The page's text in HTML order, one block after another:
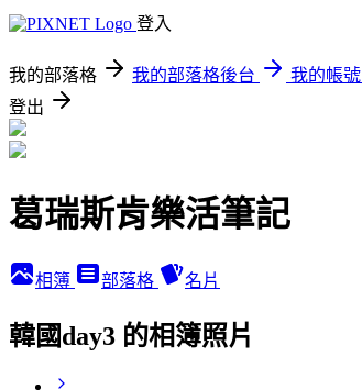
登入
我的部落格 我的部落格後台
我的帳號
登出
葛瑞斯肯樂活筆記
相簿 部落格 名片
韓國day3 的相簿照片